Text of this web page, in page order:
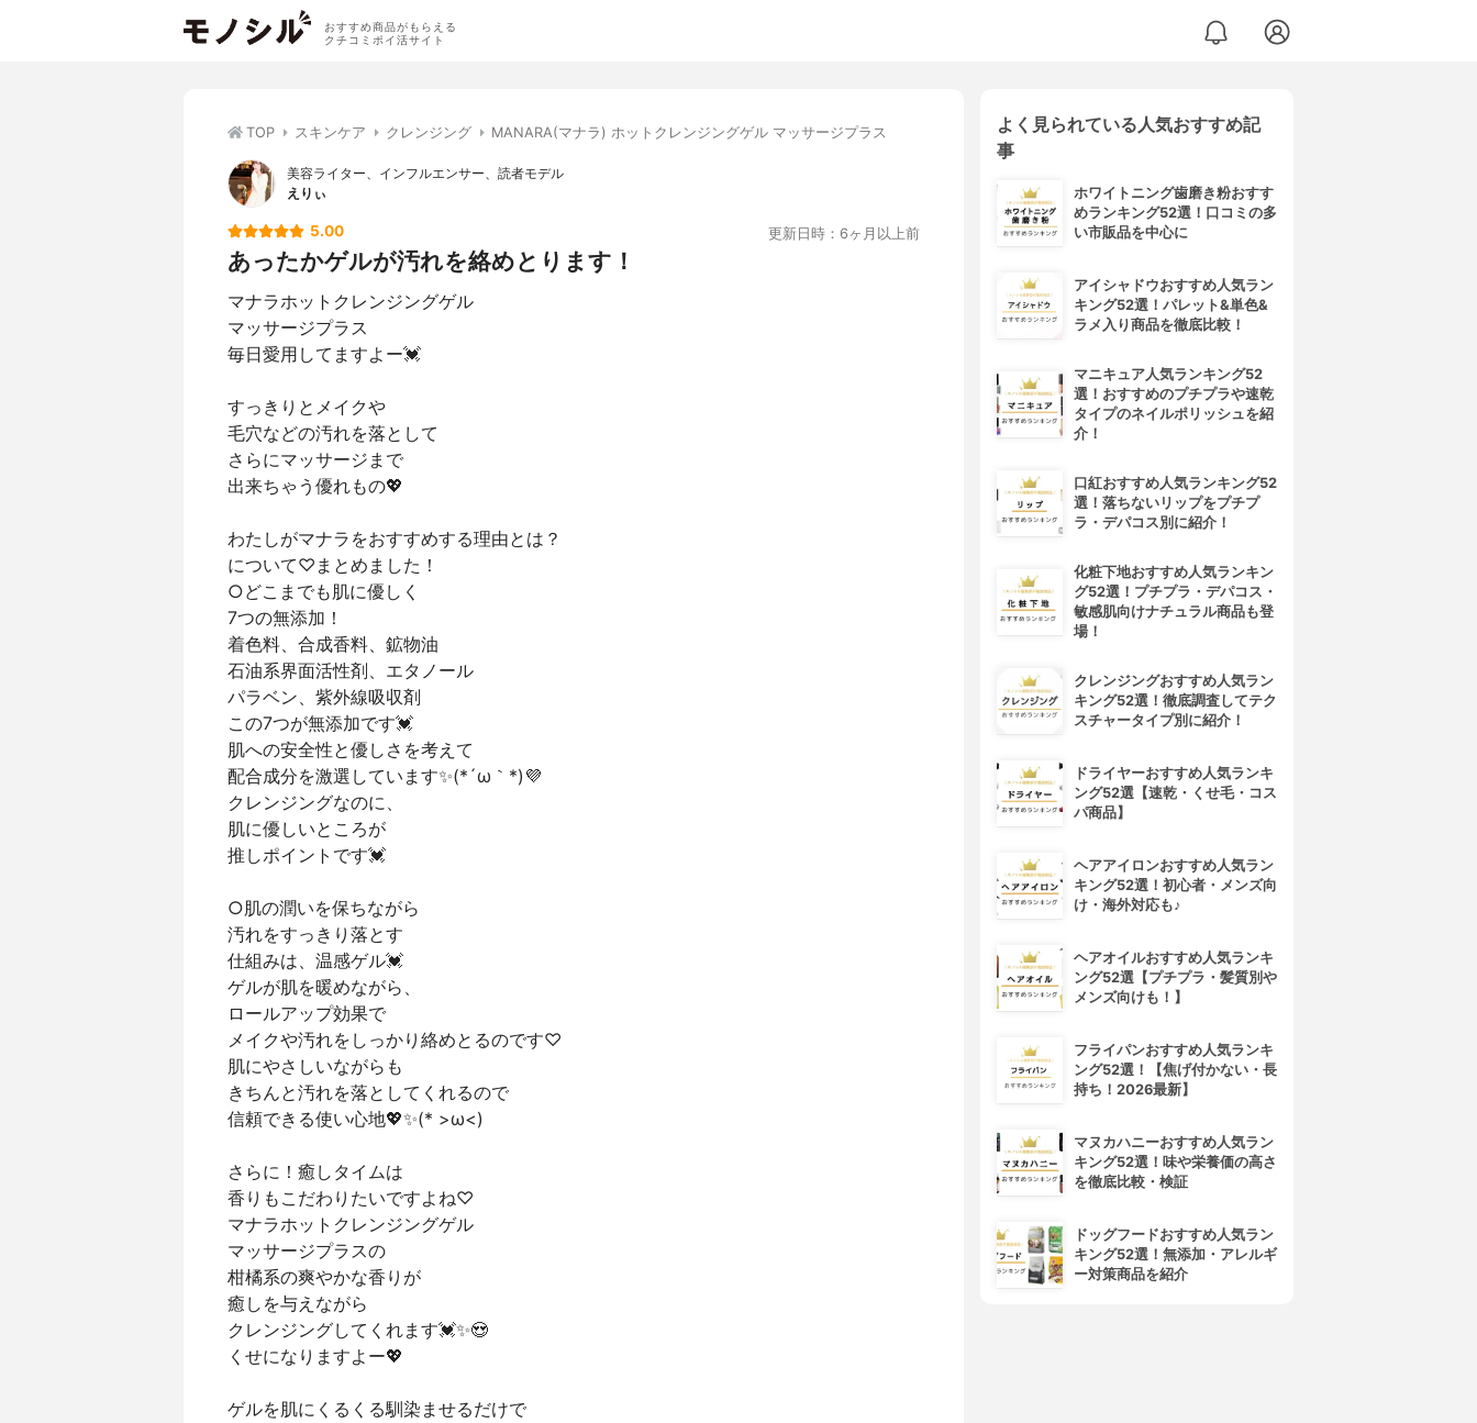
おすすめ商品がもらえる
クチコミポイ活サイト
TOP スキンケア クレンジング MANARA(マナラ) ホットクレンジングゲル マッサージプラス
美容ライター、インフルエンサー、読者モデル
えりぃ
5.00 更新日時：6ヶ月以上前
あったかゲルが汚れを絡めとります！
マナラホットクレンジングゲル
マッサージプラス
毎日愛用してますよー💓
すっきりとメイクや
毛穴などの汚れを落として
さらにマッサージまで
出来ちゃう優れもの💖
わたしがマナラをおすすめする理由とは？
について♡まとめました！
○どこまでも肌に優しく
7つの無添加！
着色料、合成香料、鉱物油
石油系界面活性剤、エタノール
パラベン、紫外線吸収剤
この7つが無添加です💓
肌への安全性と優しさを考えて
配合成分を激選しています✨(*´ω｀*)💜
クレンジングなのに、
肌に優しいところが
推しポイントです💓
○肌の潤いを保ちながら
汚れをすっきり落とす
仕組みは、温感ゲル💓
ゲルが肌を暖めながら、
ロールアップ効果で
メイクや汚れをしっかり絡めとるのです♡
肌にやさしいながらも
きちんと汚れを落としてくれるので
信頼できる使い心地💖✨(* >ω<)
さらに！癒しタイムは
香りもこだわりたいですよね♡
マナラホットクレンジングゲル
マッサージプラスの
柑橘系の爽やかな香りが
癒しを与えながら
クレンジングしてくれます💓✨😍
くせになりますよー💖
ゲルを肌にくるくる馴染ませるだけで
よく見られている人気おすすめ記
事
ホワイトニング歯磨き粉おすす
めランキング52選！口コミの多
い市販品を中心に
アイシャドウおすすめ人気ラン
キング52選！パレット&単色&
ラメ入り商品を徹底比較！
マニキュア人気ランキング52
選！おすすめのプチプラや速乾
タイプのネイルポリッシュを紹
介！
口紅おすすめ人気ランキング52
選！落ちないリップをプチプ
ラ・デパコス別に紹介！
化粧下地おすすめ人気ランキン
グ52選！プチプラ・デパコス・
敏感肌向けナチュラル商品も登
場！
クレンジングおすすめ人気ラン
キング52選！徹底調査してテク
スチャータイプ別に紹介！
ドライヤーおすすめ人気ランキ
ング52選【速乾・くせ毛・コス
パ商品】
ヘアアイロンおすすめ人気ラン
キング52選！初心者・メンズ向
け・海外対応も♪
ヘアオイルおすすめ人気ランキ
ング52選【プチプラ・髪質別や
メンズ向けも！】
フライパンおすすめ人気ランキ
ング52選！【焦げ付かない・長
持ち！2026最新】
マヌカハニーおすすめ人気ラン
キング52選！味や栄養価の高さ
を徹底比較・検証
ドッグフードおすすめ人気ラン
キング52選！無添加・アレルギ
ー対策商品を紹介